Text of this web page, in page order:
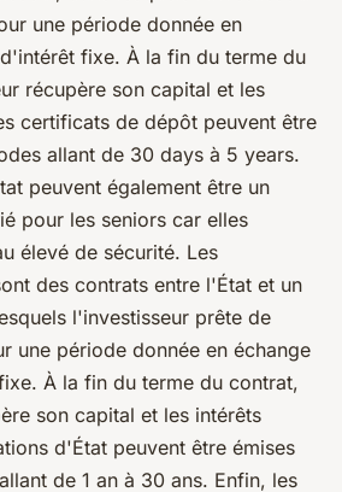
une période donnée en
fixe. À la fin du terme du
récupère son capital et les
certificats de dépôt peuvent être
allant de 30 days à 5 years.
peuvent également être un
pour les seniors car elles
élevé de sécurité. Les
des contrats entre l'État et un
l'investisseur prête de
une période donnée en échange
À la fin du terme du contrat,
son capital et les intérêts
d'État peuvent être émises
de 1 an à 30 ans. Enfin, les